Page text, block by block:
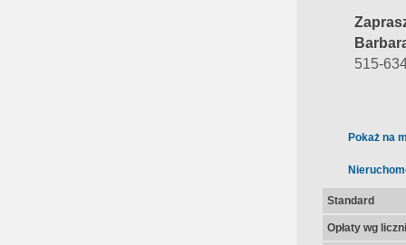
515-
Pokaż na
Standard
Opłaty wg